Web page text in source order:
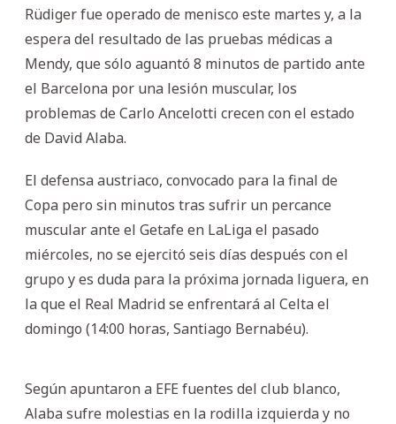
Rüdiger fue operado de menisco este martes y, a la
espera del resultado de las pruebas médicas a
Mendy, que sólo aguantó 8 minutos de partido ante
el Barcelona por una lesión muscular, los
problemas de Carlo Ancelotti crecen con el estado
de David Alaba.
El defensa austriaco, convocado para la final de
Copa pero sin minutos tras sufrir un percance
muscular ante el Getafe en LaLiga el pasado
miércoles, no se ejercitó seis días después con el
grupo y es duda para la próxima jornada liguera, en
la que el Real Madrid se enfrentará al Celta el
domingo (14:00 horas, Santiago Bernabéu).
Según apuntaron a EFE fuentes del club blanco,
Alaba sufre molestias en la rodilla izquierda y no